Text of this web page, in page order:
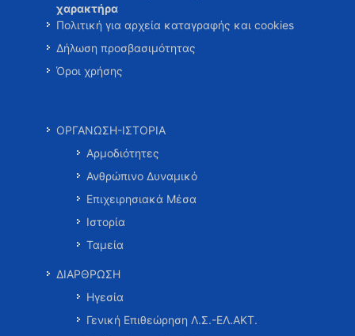
χαρακτήρα
Πολιτική για αρχεία καταγραφής και cookies
Δήλωση προσβασιμότητας
Όροι χρήσης
ΟΡΓΑΝΩΣΗ-ΙΣΤΟΡΙΑ
Αρμοδιότητες
Ανθρώπινο Δυναμικό
Επιχειρησιακά Μέσα
Ιστορία
Ταμεία
ΔΙΑΡΘΡΩΣΗ
Ηγεσία
Γενική Επιθεώρηση Λ.Σ.-ΕΛ.ΑΚΤ.